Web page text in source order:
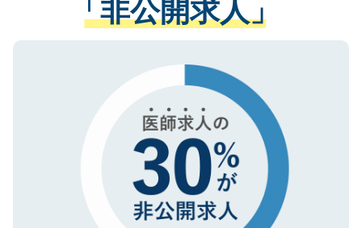
る、プライバシーマークを取得済みです。
で、機密保持に関してもご安心ください。
させていただきます。すぐにご転職をされ
ない方には、長期的なサポートが可能です
ので、まずはご登録ください。
「非公開求人」